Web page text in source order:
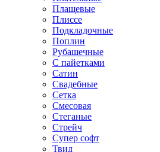
Плащевые
Плиссе
Подкладочные
Поплин
Рубашечные
С пайетками
Сатин
Свадебные
Сетка
Смесовая
Стеганые
Стрейч
Супер софт
Твид